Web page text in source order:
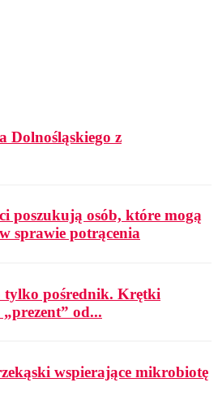
Dolnośląskiego z
poszukują osób, które mogą
sprawie potrącenia
tylko pośrednik. Krętki
od...
wspierające mikrobiotę